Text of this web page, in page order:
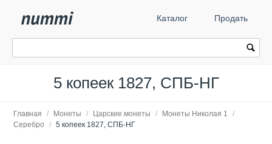
Каталог Продать
5 копеек 1827, СПБ-НГ
Главная / Монеты / Царские монеты / Монеты Николая 1
/
Серебро
/ 5 копеек 1827, СПБ-НГ